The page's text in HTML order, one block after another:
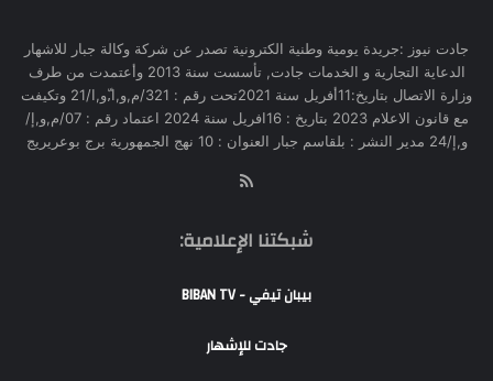
جادت نيوز :جريدة يومية وطنية الكترونية تصدر عن شركة وكالة جبار للاشهار
الدعاية التجارية و الخدمات جادت, تأسست سنة 2013 وأعتمدت من طرف
وزارة الاتصال بتاريخ:11أفريل سنة 2021تحت رقم : 321/م,و,ا,ّو,ا/21 وتكيفت
مع قانون الاعلام 2023 بتاريخ : 16افريل سنة 2024 اعتماد رقم : 07/م,و,إ/
و,إ/24 مدير النشر : بلقاسم جبار العنوان : 10 نهج الجمهورية برج بوعريريج
شبكتنا الإعلامية:
بيبان تيفي - BIBAN TV
جادت للإشهار